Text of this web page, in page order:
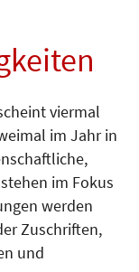
viermal
im Jahr in
im Fokus
werden
Zuschriften,
und